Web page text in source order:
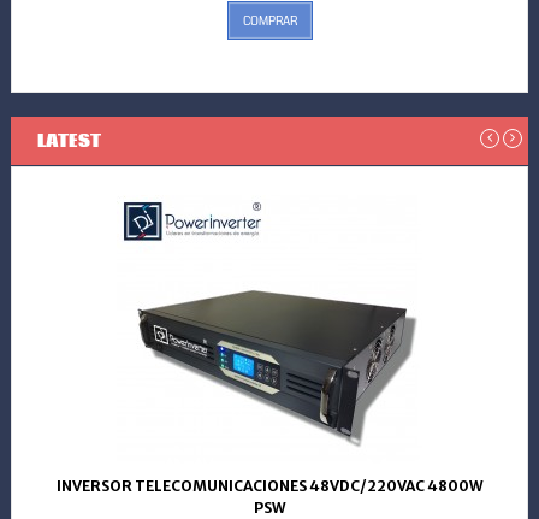
COMPRAR
LATEST
INVERSOR TELECOMUNICACIONES 48VDC/220VAC 4800W
PSW